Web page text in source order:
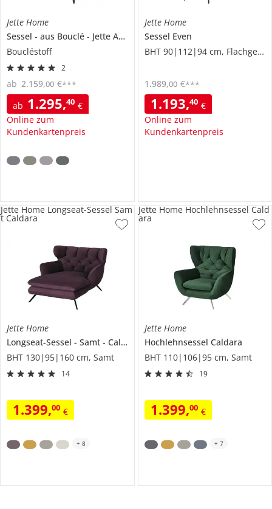
Jette Home
Sessel
aus Bouclé
Jette About
Boucléstoff
2
ab 1.295,40 €
Online zum
Kundenkartenpreis
ab 2.159,00 €***
Jette Home
Sessel Even
BHT 90|112|94 cm, Flachgewebe grob
1.193,40 €
Online zum
Kundenkartenpreis
1.989,00 €***
Jette Home
Longseat-Sessel
Samt
Caldara
BHT 130|95|160 cm, Samt
14
1.399,00 €
Jette Home Longseat-Sessel Sam
t Caldara
+ 8
Jette Home
Hochlehnsessel Caldara
BHT 110|106|95 cm, Samt
19
1.399,00 €
Jette Home Hochlehnsessel Cald
ara
+ 7